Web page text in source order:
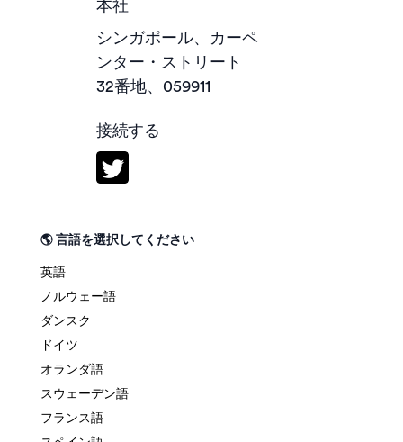
本社
シンガポール、カーペ
ンター・ストリート
32番地、059911
接続する
🌎 言語を選択してください
英語
ノルウェー語
ダンスク
ドイツ
オランダ語
スウェーデン語
フランス語